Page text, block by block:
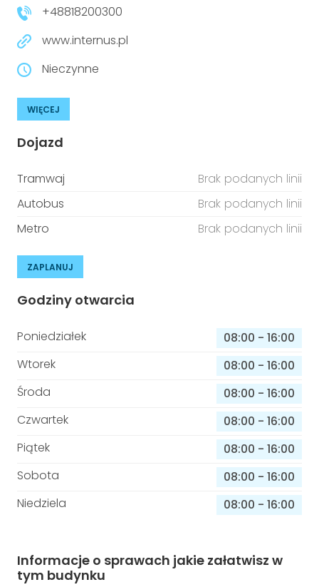
+48818200300
www.internus.pl
Nieczynne
WIĘCEJ
Dojazd
Tramwaj
Brak podanych linii
Autobus
Brak podanych linii
Metro
Brak podanych linii
ZAPLANUJ
Godziny otwarcia
Poniedziałek 08:00 - 16:00
Wtorek
08:00 - 16:00
Środa
08:00 - 16:00
Czwartek
08:00 - 16:00
Piątek
08:00 - 16:00
Sobota
08:00 - 16:00
Niedziela
08:00 - 16:00
Informacje o sprawach jakie załatwisz w
tym budynku